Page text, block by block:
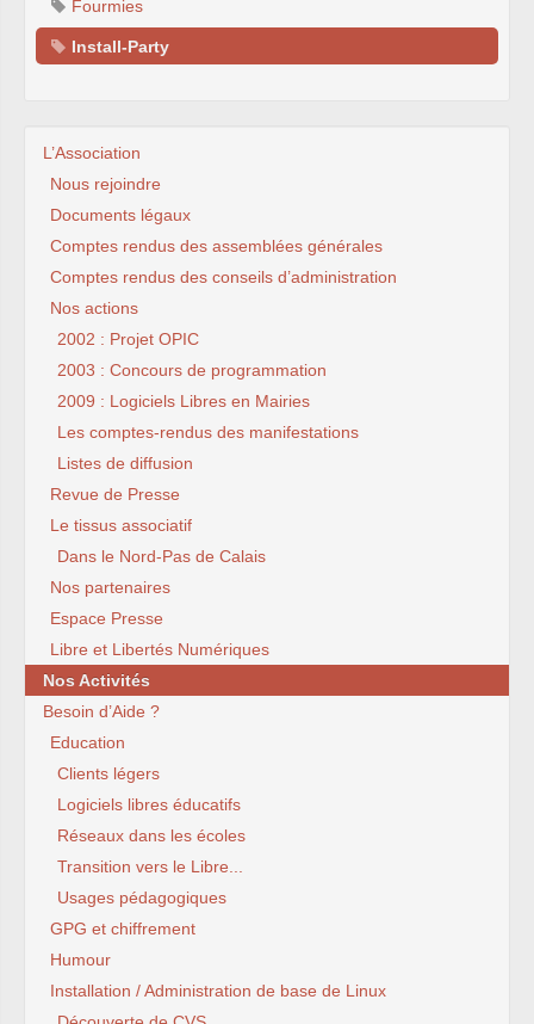
Fourmies
Install-Party
L’Association
Nous rejoindre
Documents légaux
Comptes rendus des assemblées générales
Comptes rendus des conseils d’administration
Nos actions
2002 : Projet OPIC
2003 : Concours de programmation
2009 : Logiciels Libres en Mairies
Les comptes-rendus des manifestations
Listes de diffusion
Revue de Presse
Le tissus associatif
Dans le Nord-Pas de Calais
Nos partenaires
Espace Presse
Libre et Libertés Numériques
Nos Activités
Besoin d’Aide ?
Education
Clients légers
Logiciels libres éducatifs
Réseaux dans les écoles
Transition vers le Libre...
Usages pédagogiques
GPG et chiffrement
Humour
Installation / Administration de base de Linux